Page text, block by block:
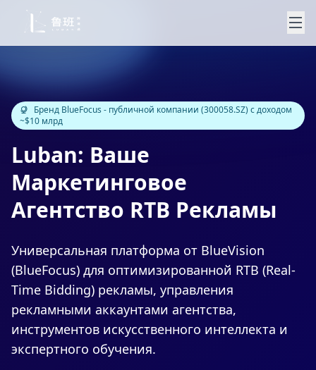
Бренд BlueFocus - публичной компании (300058.SZ) с доходом
~$10 млрд
Luban: Ваше
Маркетинговое
Агентство RTB Рекламы
Универсальная платформа от BlueVision
(BlueFocus) для оптимизированной RTB (Real-
Time Bidding) рекламы, управления
рекламными аккаунтами агентства,
инструментов искусственного интеллекта и
экспертного обучения.